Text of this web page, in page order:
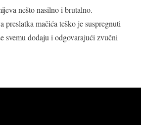
nešto nasilno i brutalno.
preslatka mačića teško je suspregnuti
svemu dodaju i odgovarajući zvučni